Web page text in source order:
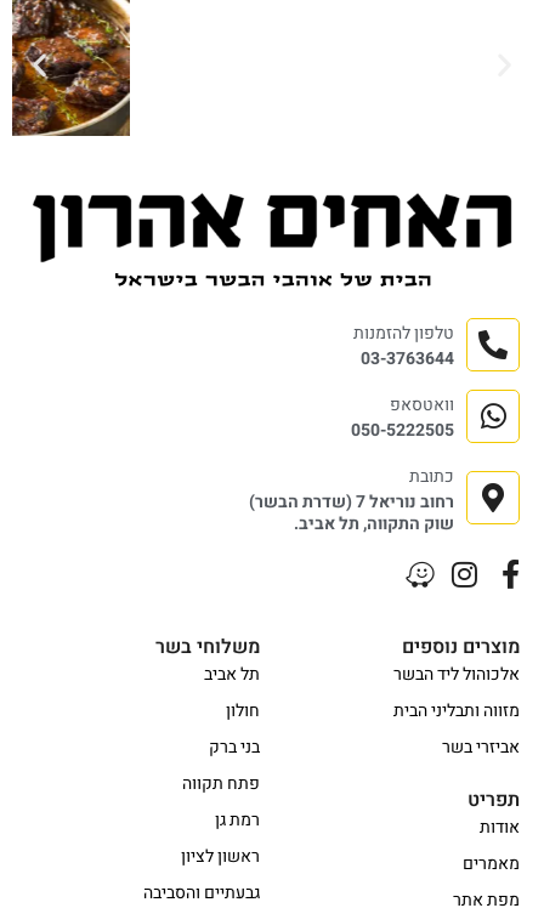
משלוחי בשר
תל אביב
חולון
בני ברק
פתח תקווה
רמת גן
ראשון לציון
גבעתיים והסביבה
מוצרים נוספים
אלכוהול ליד הבשר
מזווה ותבליני הבית
אביזרי בשר
תפריט
אודות
מאמרים
מפת אתר
טלפון להזמנות
03-3763644
וואטסאפ
050-5222505
כתובת
רחוב נוריאל 7 (שדרת הבשר)
שוק התקווה, תל אביב.